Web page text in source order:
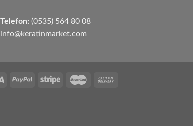
Telefon: (0535) 564 80 08
info@keratinmarket.com